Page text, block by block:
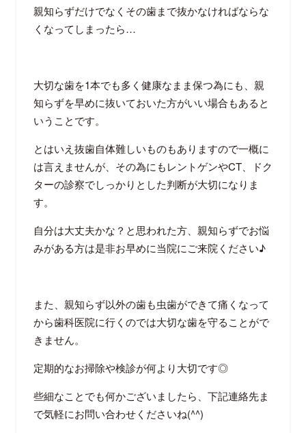
親知らずだけでなくその歯まで抜かなければならな
くなってしまったら…
大切な歯を1本でも多く健康なまま保つ為にも、親
知らずを早めに抜いておいた方がいい場合もあると
いうことです。
とはいえ抜歯自体難しいものもありますので一概に
は言えませんが、その為にもレントゲンやCT、ドク
ターの診察でしっかりとした判断が大切になりま
す。
自分は大丈夫かな？と思われた方、親知らずでお悩
みがある方は是非お早めに当院にご来院ください♪
また、親知らず以外の歯も虫歯ができて痛くなって
から歯科医院に行くのでは大切な歯を守ることがで
きません。
定期的なお掃除や検診が何より大切です◎
些細なことでも何かございましたら、下記連絡先ま
で気軽にお問い合わせくださいね(^^)